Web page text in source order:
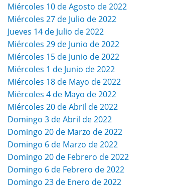
Miércoles 10 de Agosto de 2022
Miércoles 27 de Julio de 2022
Jueves 14 de Julio de 2022
Miércoles 29 de Junio de 2022
Miércoles 15 de Junio de 2022
Miércoles 1 de Junio de 2022
Miércoles 18 de Mayo de 2022
Miércoles 4 de Mayo de 2022
Miércoles 20 de Abril de 2022
Domingo 3 de Abril de 2022
Domingo 20 de Marzo de 2022
Domingo 6 de Marzo de 2022
Domingo 20 de Febrero de 2022
Domingo 6 de Febrero de 2022
Domingo 23 de Enero de 2022